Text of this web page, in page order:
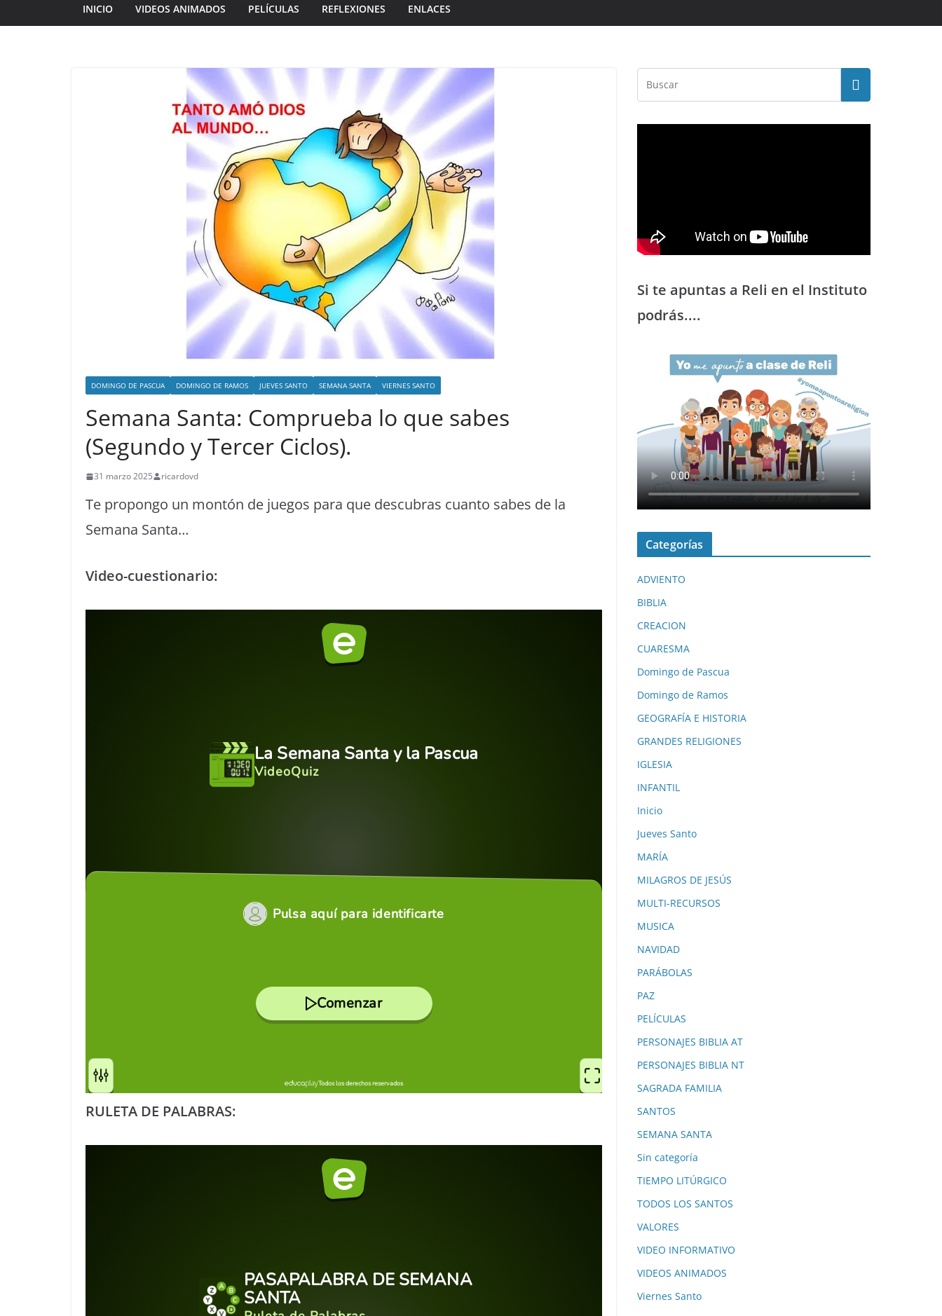
INICIO VIDEOS ANIMADOS PELÍCULAS REFLEXIONES ENLACES
DOMINGO DE PASCUA DOMINGO DE RAMOS JUEVES SANTO SEMANA SANTA VIERNES SANTO
Semana Santa: Comprueba lo que sabes
(Segundo y Tercer Ciclos).
31 marzo 2025 ricardovd
Te propongo un montón de juegos para que descubras cuanto sabes de la
Semana Santa…
Video-cuestionario:
RULETA DE PALABRAS:
Si te apuntas a Reli en el Instituto
podrás....
Categorías
ADVIENTO
BIBLIA
CREACION
CUARESMA
Domingo de Pascua
Domingo de Ramos
GEOGRAFÍA E HISTORIA
GRANDES RELIGIONES
IGLESIA
INFANTIL
Inicio
Jueves Santo
MARÍA
MILAGROS DE JESÚS
MULTI-RECURSOS
MUSICA
NAVIDAD
PARÁBOLAS
PAZ
PELÍCULAS
PERSONAJES BIBLIA AT
PERSONAJES BIBLIA NT
SAGRADA FAMILIA
SANTOS
SEMANA SANTA
Sin categoría
TIEMPO LITÚRGICO
TODOS LOS SANTOS
VALORES
VIDEO INFORMATIVO
VIDEOS ANIMADOS
Viernes Santo